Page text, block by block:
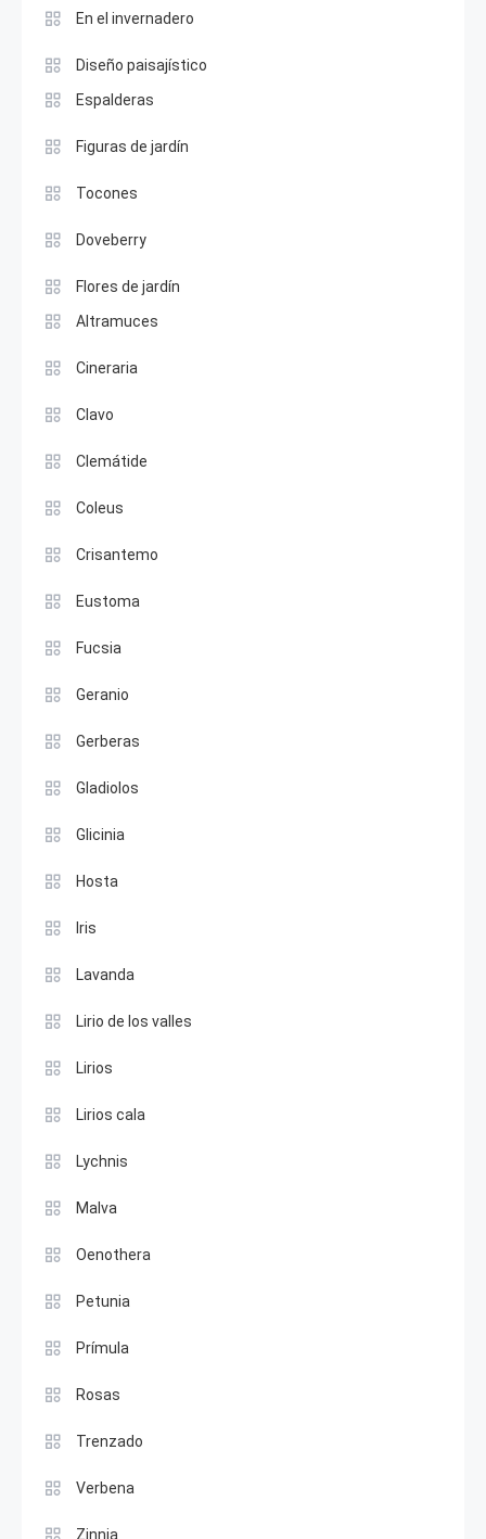
En el invernadero
Diseño paisajístico
Espalderas
Figuras de jardín
Tocones
Doveberry
Flores de jardín
Altramuces
Cineraria
Clavo
Clemátide
Coleus
Crisantemo
Eustoma
Fucsia
Geranio
Gerberas
Gladiolos
Glicinia
Hosta
Iris
Lavanda
Lirio de los valles
Lirios
Lirios cala
Lychnis
Malva
Oenothera
Petunia
Prímula
Rosas
Trenzado
Verbena
Zinnia